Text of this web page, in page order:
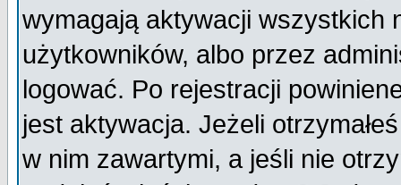
wymagają aktywacji wszystkich
użytkowników, albo przez
logować. Po rejestracji
jest aktywacja. Jeżeli
w nim zawartymi, a jeśli nie